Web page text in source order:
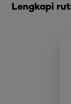
Lengkapi